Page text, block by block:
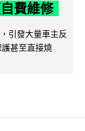
費維修
引發大量車主反
甚至直接燒